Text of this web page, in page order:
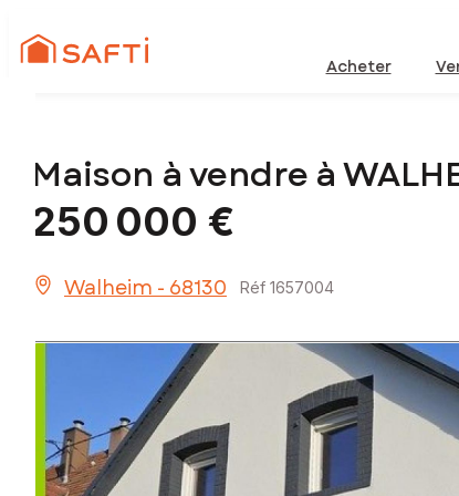
Acheter
Maison à vendre à
250 000 €
Walheim - 68130 Réf 1657004